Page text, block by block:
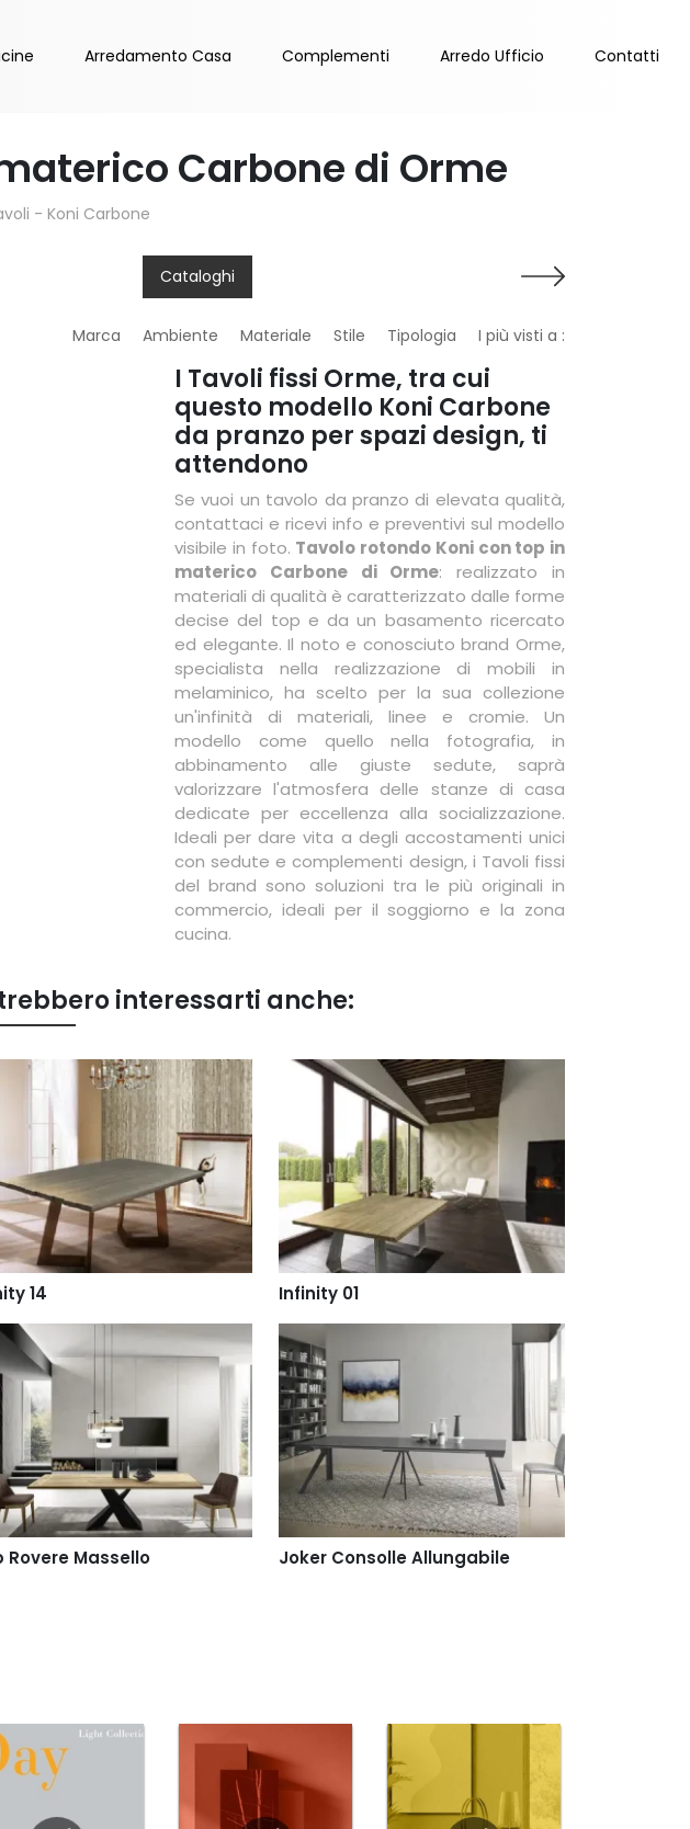
Arredamento Casa Complementi Arredo Ufficio Contatti
Carbone di Orme
- Koni Carbone
Cataloghi
Marca Ambiente Materiale Stile Tipologia I più visti a :
I Tavoli fissi Orme, tra cui
questo modello Koni Carbone
da pranzo per spazi design, ti
attendono
Se vuoi un tavolo da pranzo di elevata qualità,
contattaci e ricevi info e preventivi sul modello
visibile in foto. Tavolo rotondo Koni con top in
materico Carbone di Orme: realizzato in
materiali di qualità è caratterizzato dalle forme
decise del top e da un basamento ricercato
ed elegante. Il noto e conosciuto brand Orme,
specialista nella realizzazione di mobili in
melaminico, ha scelto per la sua collezione
un'infinità di materiali, linee e cromie. Un
modello come quello nella fotografia, in
abbinamento alle giuste sedute, saprà
valorizzare l'atmosfera delle stanze di casa
dedicate per eccellenza alla socializzazione.
Ideali per dare vita a degli accostamenti unici
con sedute e complementi design, i Tavoli fissi
del brand sono soluzioni tra le più originali in
commercio, ideali per il soggiorno e la zona
cucina.
interessarti anche:
14 Infinity 01
Rovere Massello Joker Consolle Allungabile